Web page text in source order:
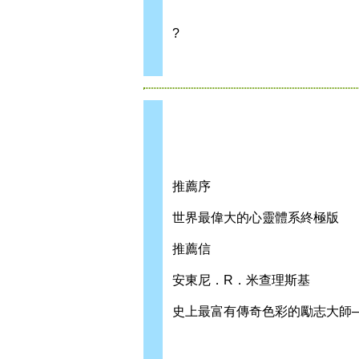
?
推薦序
世界最偉大的心靈體系終極版
推薦信
安東尼．R．米查理斯基
史上最富有傳奇色彩的勵志大師